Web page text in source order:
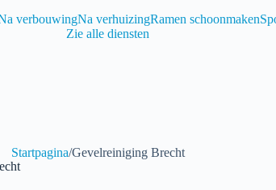
verbouwingNa verhuizingRamen schoonmaken
Zie alle diensten
Startpagina/Gevelreiniging Brecht